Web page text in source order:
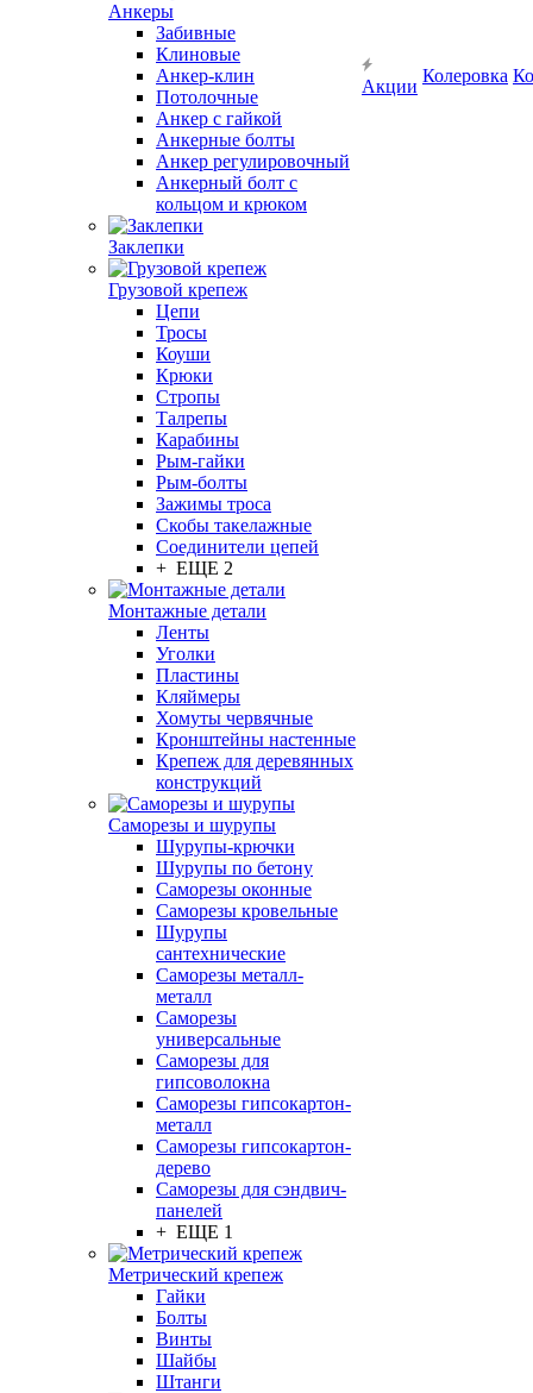
Анкеры
Забивные
Клиновые
Анкер-клин
Потолочные
Анкер с гайкой
Анкерные болты
Анкер регулировочный
Анкерный болт с
кольцом и крюком
Заклепки
Грузовой крепеж
Цепи
Тросы
Коуши
Крюки
Стропы
Талрепы
Карабины
Рым-гайки
Рым-болты
Зажимы троса
Скобы такелажные
Соединители цепей
+ ЕЩЕ 2
Монтажные детали
Ленты
Уголки
Пластины
Кляймеры
Хомуты червячные
Кронштейны настенные
Крепеж для деревянных
конструкций
Саморезы и шурупы
Шурупы-крючки
Шурупы по бетону
Саморезы оконные
Саморезы кровельные
Шурупы
сантехнические
Саморезы металл-
металл
Саморезы
универсальные
Саморезы для
гипсоволокна
Саморезы гипсокартон-
металл
Саморезы гипсокартон-
дерево
Саморезы для сэндвич-
панелей
+ ЕЩЕ 1
Метрический крепеж
Гайки
Болты
Винты
Шайбы
Штанги
Акции
Колеровка